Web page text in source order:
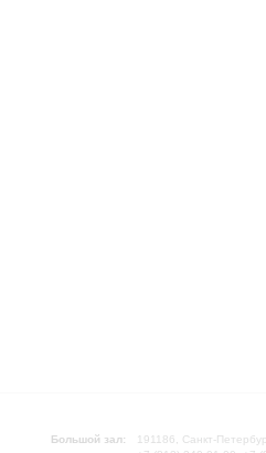
Большой зал:
191186, Санкт-